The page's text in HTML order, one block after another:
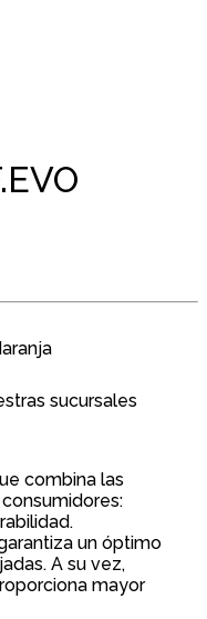
sucursales
combina las
un óptimo
A su vez,
mayor